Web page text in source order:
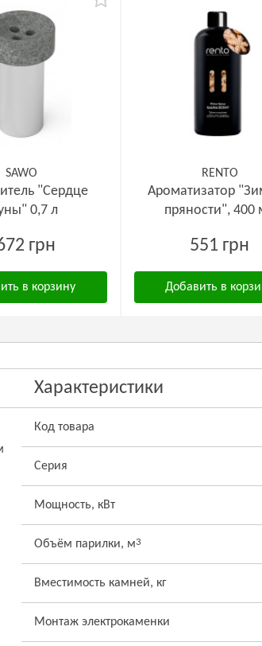
SAWO
"Сердце
0,7 л
грн
в корзину
RENTO
Ароматизатор
пряности", 400
551 грн
Добавить в
Характеристики
Код товара
Серия
Мощность, кВт
Объём парилки, м3
Вместимость камней, кг
Монтаж электрокаменки